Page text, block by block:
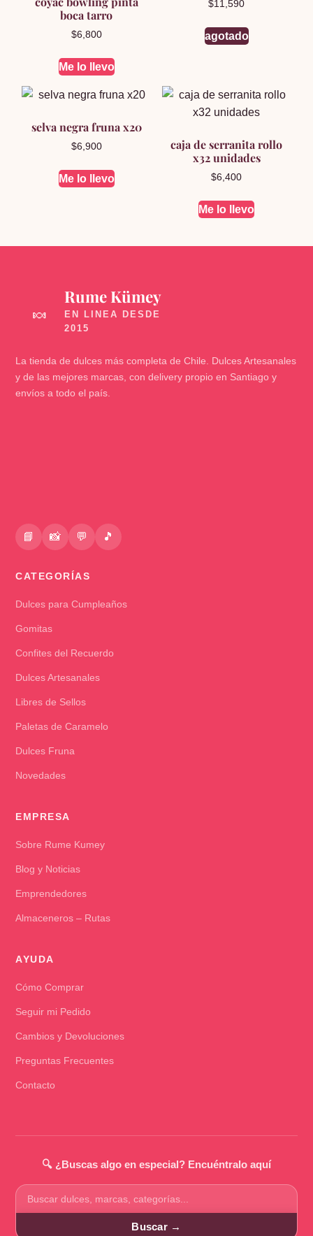
boca tarro
$6,800
Me lo llevo
$11,590
agotado
selva negra fruna x20
$6,900
Me lo llevo
caja de serranita rollo
x32 unidades
$6,400
Me lo llevo
🍬
Rume Kümey
La tienda de dulces más completa de Chile. Dulces Artesanales
y de las mejores marcas, con delivery propio en Santiago y
envíos a todo el país.
📘 📸 💬 🎵
CATEGORÍAS
Dulces para Cumpleaños
Gomitas
Confites del Recuerdo
Dulces Artesanales
Libres de Sellos
Paletas de Caramelo
Dulces Fruna
Novedades
EMPRESA
Sobre Rume Kumey
Blog y Noticias
Emprendedores
Almaceneros – Rutas
AYUDA
Cómo Comprar
Seguir mi Pedido
Cambios y Devoluciones
Preguntas Frecuentes
Contacto
🔍 ¿Buscas algo en especial? Encuéntralo aquí
Buscar
productos
Buscar →